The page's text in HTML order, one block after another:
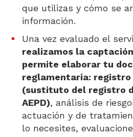
que utilizas y cómo se
información.
Una vez evaluado el
realizamos la
permite elaborar tu
reglamentaria:
(sustituto del registro
AEPD), análisis de
actuación y de
lo necesites,